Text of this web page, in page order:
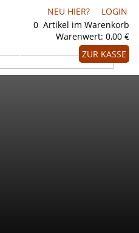
LOGIN
NEU HIER?
0 Artikel im Warenkorb
Warenwert: 0,00 €
ZUR KASSE